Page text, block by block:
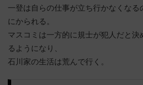
一登は自らの仕事が立ち行かなくなる
にかられる。
マスコミは一方的に規士が犯人だと決
るようになり、
石川家の生活は荒んで行く。